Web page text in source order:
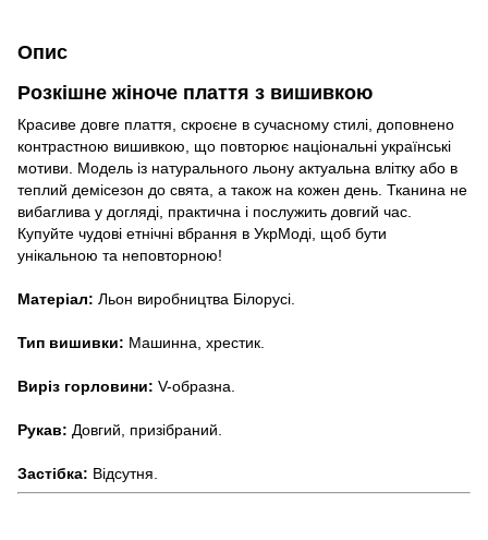
Опис
Розкішне жіноче плаття з вишивкою
Красиве довге плаття, скроєне в сучасному стилі, доповнено
контрастною вишивкою, що повторює національні українські
мотиви. Модель із натурального льону актуальна влітку або в
теплий демісезон до свята, а також на кожен день. Тканина не
вибаглива у догляді, практична і послужить довгий час.
Купуйте чудові етнічні вбрання в УкрМодi, щоб бути
унікальною та неповторною!
Матеріал: Льон виробництва Білорусі.
Тип вишивки: Машинна, хрестик.
Виріз горловини: V-образна.
Рукав: Довгий, призібраний.
Застібка: Відсутня.